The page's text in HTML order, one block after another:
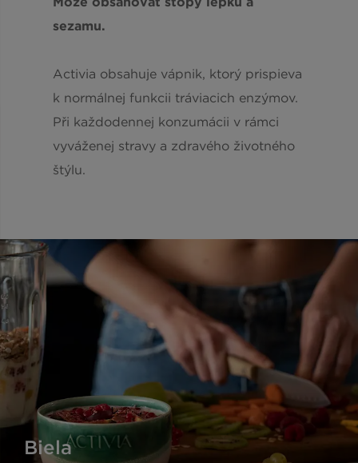
sezamu.
Activia obsahuje vápnik, ktorý prispieva
k normálnej funkcii tráviacich enzýmov.
Při každodennej konzumácii v rámci
vyváženej stravy a zdravého životného
štýlu.
Biela